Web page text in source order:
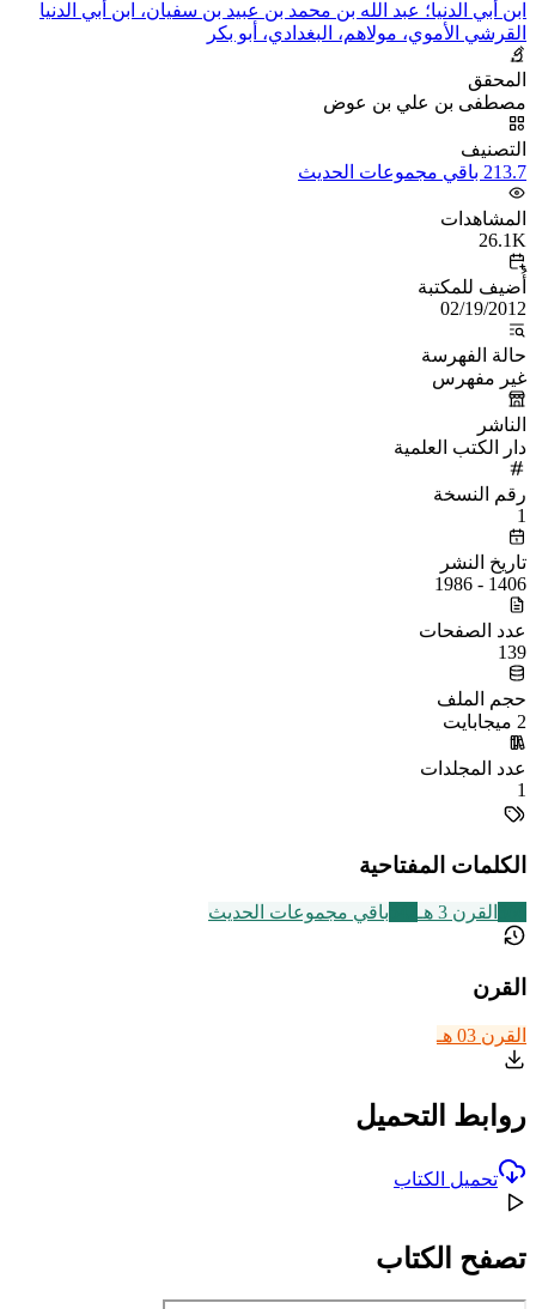
ابن أبي الدنيا؛ عبد الله بن محمد بن عبيد بن سفيان، ابن أبي الدنيا
القرشي الأموي، مولاهم، البغدادي، أبو بكر
المحقق
مصطفى بن علي بن عوض
التصنيف
213.7 باقي مجموعات الحديث
المشاهدات
26.1K
أُضيف للمكتبة
02/19/2012
حالة الفهرسة
غير مفهرس
الناشر
دار الكتب العلمية
رقم النسخة
1
تاريخ النشر
1406 - 1986
عدد الصفحات
139
حجم الملف
2 ميجابايت
عدد المجلدات
1
الكلمات المفتاحية
القرن 3 هـ باقي مجموعات الحديث
القرن
القرن 03 هـ
روابط التحميل
تحميل الكتاب
تصفح الكتاب